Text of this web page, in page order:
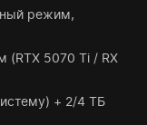
режим,
(RTX 5070 Ti / RX
+ 2/4 ТБ